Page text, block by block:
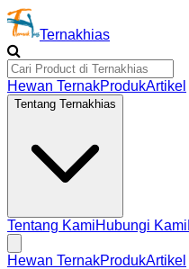
Ternakhias
Hewan TernakProdukArtikel
Tentang Ternakhias
Tentang KamiHubungi Kami
Hewan TernakProdukArtikel